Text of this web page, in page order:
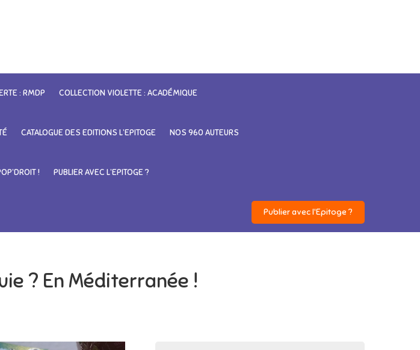
: RMDP COLLECTION VIOLETTE : ACADÉMIQUE
CATALOGUE DES EDITIONS L’EPITOGE NOS 960 AUTEURS
! PUBLIER AVEC L’EPITOGE ?
Publier avec l'Epitoge ?
? En Méditerranée !